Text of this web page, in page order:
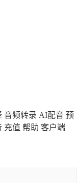
音频转录 AI配音 预
充值 帮助 客户端